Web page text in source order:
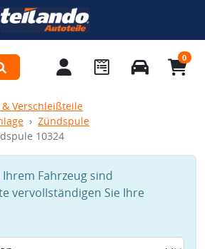
0
Verschleißteile
Zündspule
10324
Fahrzeug sind
vervollständigen Sie Ihre